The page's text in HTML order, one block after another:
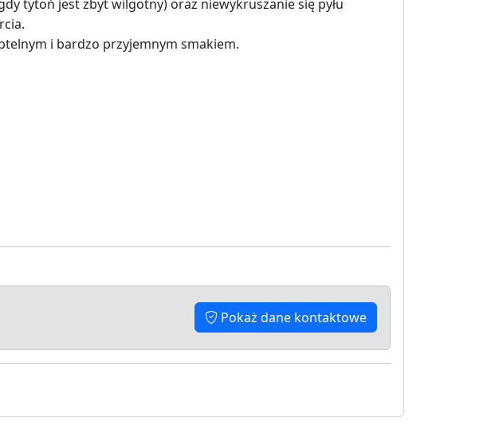
tytoń jest zbyt wilgotny) oraz niewykruszanie się pyłu
i bardzo przyjemnym smakiem.
Pokaż dane kontaktowe